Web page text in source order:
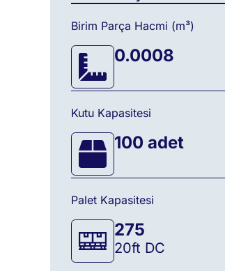
Birim Parça Hacmi (m³)
0.0008
Kutu Kapasitesi
100 adet
Palet Kapasitesi
275
20ft DC